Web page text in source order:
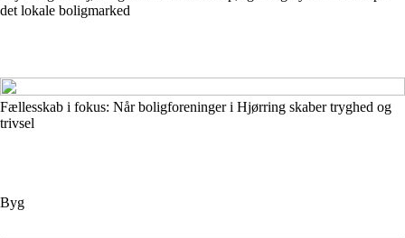
det lokale boligmarked
Fællesskab i fokus: Når boligforeninger i Hjørring skaber tryghed og
trivsel
Byg